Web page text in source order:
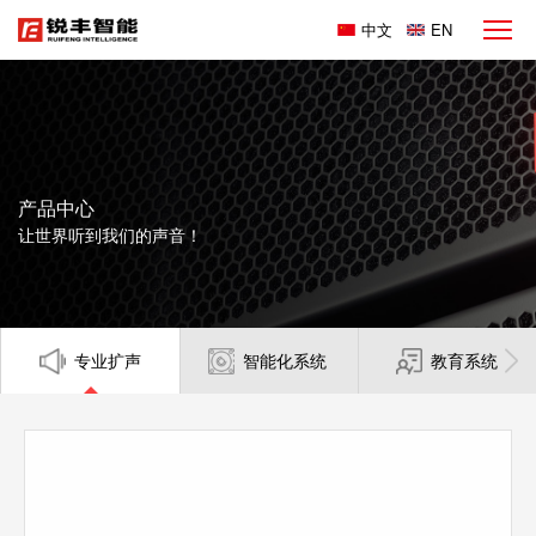
中文 EN
产品中心
让世界听到我们的声音！
专业扩声 智能化系统 教育系统